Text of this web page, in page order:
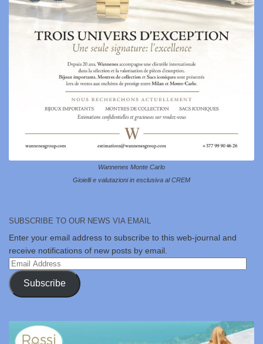
Wannenes Monte Carlo
Gioielli e valutazioni in esclusiva al CREM
SUBSCRIBE TO OUR NEWS VIA EMAIL
Enter your email address to subscribe to this web-journal and
receive notifications of new posts by email.
Email
Address
Subscribe